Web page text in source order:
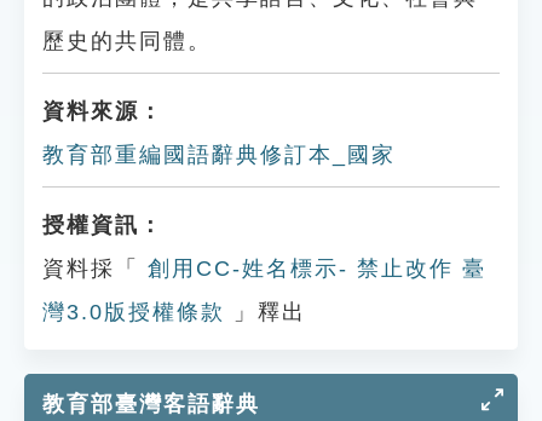
歷史的共同體。
資料來源：
教育部重編國語辭典修訂本_國家
授權資訊：
資料採「
創用CC-姓名標示- 禁止改作 臺
灣3.0版授權條款
」釋出
教育部臺灣客語辭典